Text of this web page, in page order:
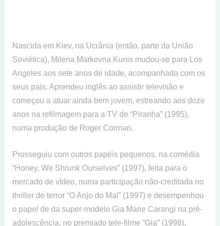
Nascida em Kiev, na Ucrânia (então, parte da União
Soviética), Milena Markovna Kunis mudou-se para Los
Angeles aos sete anos de idade, acompanhada com os
seus pais. Aprendeu inglês ao assistir televisão e
começou a atuar ainda bem jovem, estreando aos doze
anos na refilmagem para a TV de “Piranha” (1995),
numa produção de Roger Corman.
Prosseguiu com outros papéis pequenos, na comédia
“Honey, We Shrunk Ourselves” (1997), feita para o
mercado de vídeo, numa participação não-creditada no
thriller de terror “O Anjo do Mal” (1997) e desempenhou
o papel de da super-modelo Gia Marie Carangi na pré-
adolescência, no premiado tele-filme “Gia” (1998),